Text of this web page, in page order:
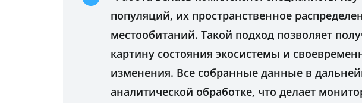
популяций, их пространственное
местообитаний. Такой подход позволяет
картину состояния экосистемы и
изменения. Все собранные данные в
аналитической обработке, что делает